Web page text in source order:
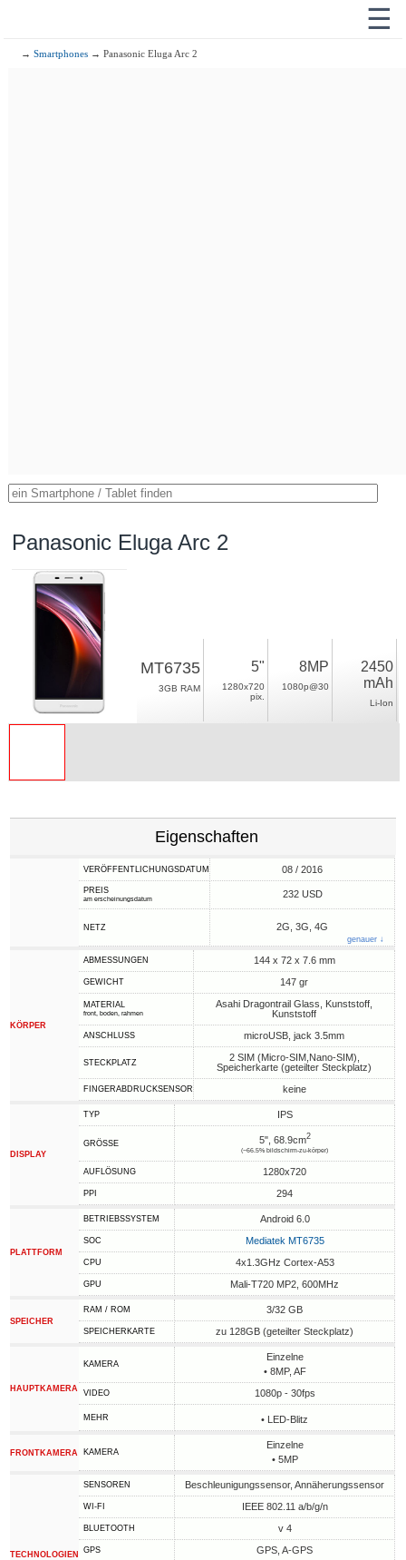
☰
→Smartphones → Panasonic Eluga Arc 2
Panasonic Eluga Arc 2
MT6735
3GB RAM
5"
1280x720
pix.
8MP
1080p@30
2450
mAh
Li-Ion
Eigenschaften
VERÖFFENTLICHUNGSDATUM 08 / 2016
PREIS
am erscheinungsdatum 232 USD
NETZ 2G, 3G, 4G
genauer ↓
KÖRPER
ABMESSUNGEN 144 x 72 x 7.6 mm
GEWICHT 147 gr
MATERIAL
front, boden, rahmen
Asahi Dragontrail Glass, Kunststoff,
Kunststoff
ANSCHLUSS microUSB, jack 3.5mm
STECKPLATZ
2 SIM (Micro-SIM,Nano-SIM),
Speicherkarte (geteilter Steckplatz)
FINGERABDRUCKSENSOR keine
DISPLAY
TYP IPS
GRÖSSE 5", 68.9cm2
(~66.5% bildschirm-zu-körper)
AUFLÖSUNG 1280x720
PPI 294
PLATTFORM
BETRIEBSSYSTEM Android 6.0
SOC Mediatek MT6735
CPU 4x1.3GHz Cortex-A53
GPU Mali-T720 MP2, 600MHz
SPEICHER
RAM / ROM 3/32 GB
SPEICHERKARTE zu 128GB (geteilter Steckplatz)
HAUPTKAMERA
KAMERA
Einzelne
• 8MP, AF
VIDEO 1080p - 30fps
MEHR • LED-Blitz
FRONTKAMERA KAMERA
Einzelne
• 5MP
TECHNOLOGIEN
SENSOREN Beschleunigungssensor, Annäherungssensor
WI-FI IEEE 802.11 a/b/g/n
BLUETOOTH v 4
GPS GPS, A-GPS